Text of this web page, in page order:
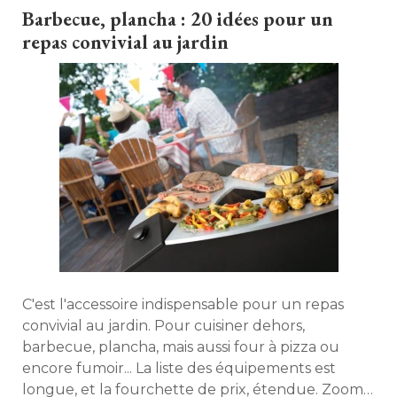
Barbecue, plancha : 20 idées pour un
repas convivial au jardin
C'est l'accessoire indispensable pour un repas
convivial au jardin. Pour cuisiner dehors,
barbecue, plancha, mais aussi four à pizza ou
encore fumoir... La liste des équipements est
longue, et la fourchette de prix, étendue. Zoom